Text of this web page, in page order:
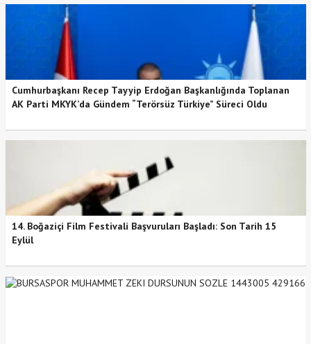
Cumhurbaşkanı Recep Tayyip Erdoğan Başkanlığında Toplanan
AK Parti MKYK’da Gündem “Terörsüz Türkiye” Süreci Oldu
14. Boğaziçi Film Festivali Başvuruları Başladı: Son Tarih 15
Eylül